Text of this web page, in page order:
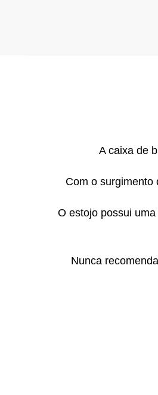
A caixa de
Com o surgimento
O estojo possui
Nunca